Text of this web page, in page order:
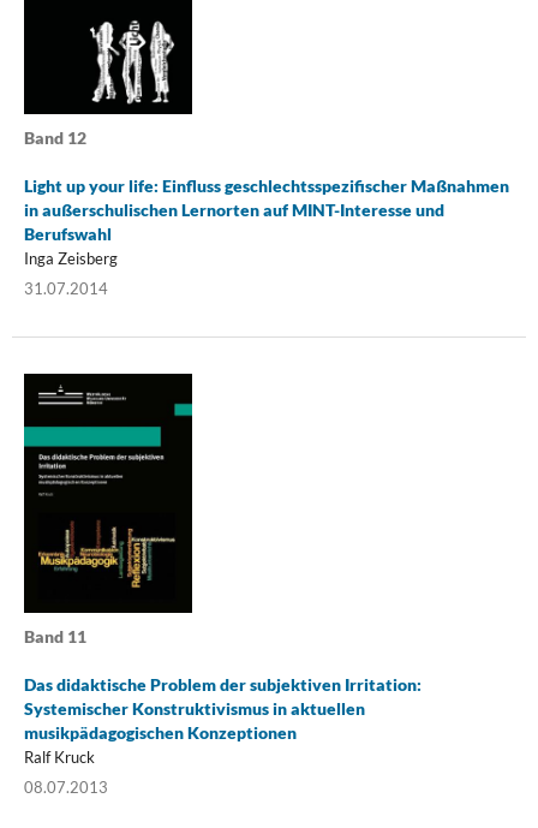
Band 12
Light up your life: Einfluss geschlechtsspezifischer Maßnahmen
in außerschulischen Lernorten auf MINT-Interesse und
Berufswahl
Inga Zeisberg
31.07.2014
Band 11
Das didaktische Problem der subjektiven Irritation:
Systemischer Konstruktivismus in aktuellen
musikpädagogischen Konzeptionen
Ralf Kruck
08.07.2013